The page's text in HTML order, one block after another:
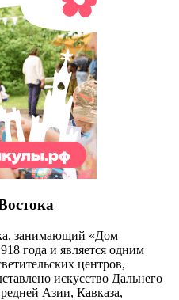
занимающий «Дом
года и является одним
центров,
искусство Дальнего
Азии, Кавказа,